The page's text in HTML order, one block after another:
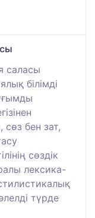
саласы
білімді
бен зат,
сөздік
лексика-
түрде